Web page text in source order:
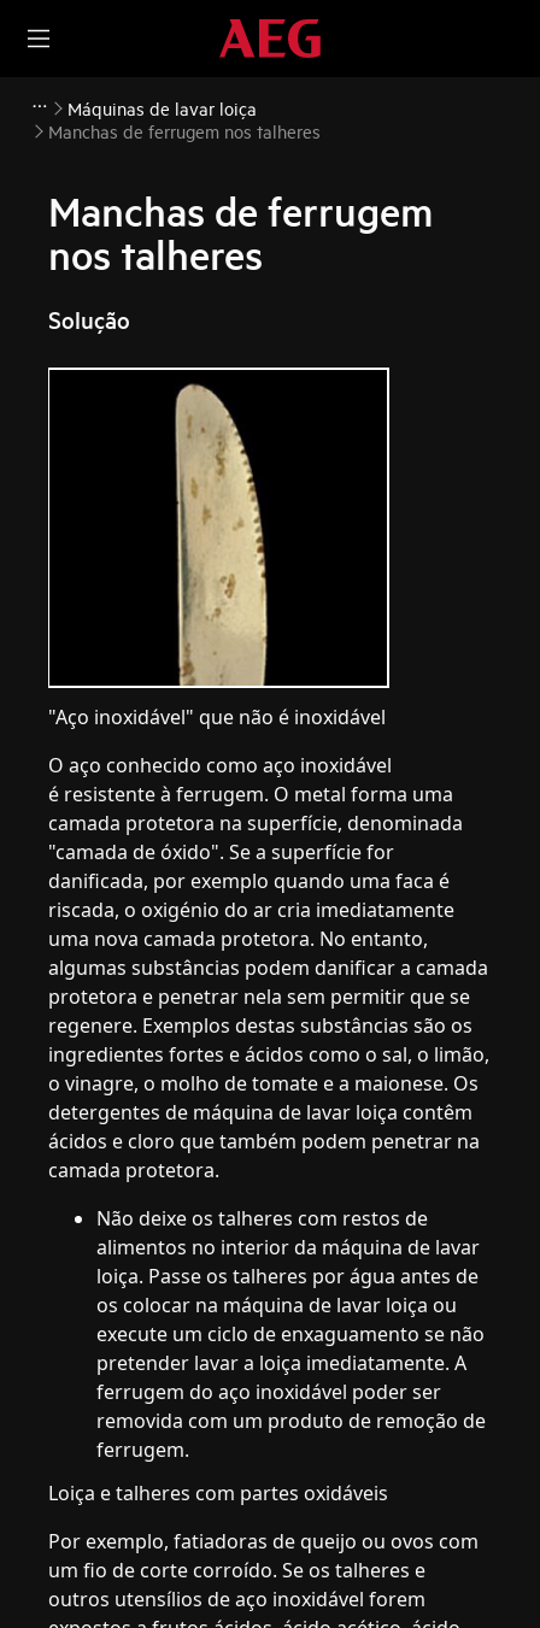
Máquinas de lavar loiça
Manchas de ferrugem nos talheres
Manchas de ferrugem
nos talheres
Solução
"Aço inoxidável" que não é inoxidável
O aço conhecido como aço inoxidável
é resistente à ferrugem. O metal forma uma
camada protetora na superfície, denominada
"camada de óxido". Se a superfície for
danificada, por exemplo quando uma faca é
riscada, o oxigénio do ar cria imediatamente
uma nova camada protetora. No entanto,
algumas substâncias podem danificar a camada
protetora e penetrar nela sem permitir que se
regenere. Exemplos destas substâncias são os
ingredientes fortes e ácidos como o sal, o limão,
o vinagre, o molho de tomate e a maionese. Os
detergentes de máquina de lavar loiça contêm
ácidos e cloro que também podem penetrar na
camada protetora.
Não deixe os talheres com restos de
alimentos no interior da máquina de lavar
loiça. Passe os talheres por água antes de
os colocar na máquina de lavar loiça ou
execute um ciclo de enxaguamento se não
pretender lavar a loiça imediatamente. A
ferrugem do aço inoxidável poder ser
removida com um produto de remoção de
ferrugem.
Loiça e talheres com partes oxidáveis
Por exemplo, fatiadoras de queijo ou ovos com
um fio de corte corroído. Se os talheres e
outros utensílios de aço inoxidável forem